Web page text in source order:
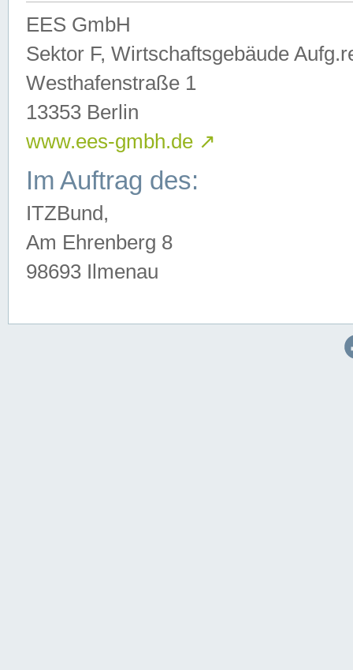
EES GmbH
Sektor F, Wirtschaftsgebäude
Westhafenstraße 1
13353 Berlin
www.ees-gmbh.de ↗
Im Auftrag des:
ITZBund,
Am Ehrenberg 8
98693 Ilmenau